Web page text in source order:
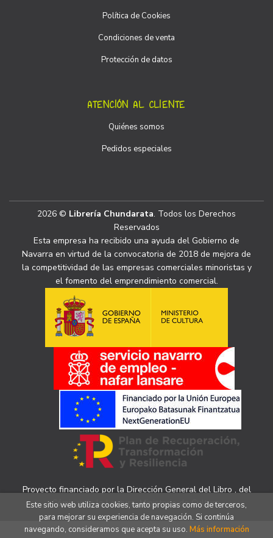
Política de Cookies
Condiciones de venta
Protección de datos
ATENCIÓN AL CLIENTE
Quiénes somos
Pedidos especiales
2026 © Librería Chundarata. Todos los Derechos
Reservados
Esta empresa ha recibido una ayuda del Gobierno de
Navarra en virtud de la convocatoria de 2018 de mejora de
la competitividad de las empresas comerciales minoristas y
el fomento del emprendimiento comercial.
Proyecto financiado por la Dirección General del Libro , del
Cómic y de la Lectura, Ministerio de Cultura.
Este sitio web utiliza cookies, tanto propias como de terceros,
para mejorar su experiencia de navegación. Si continúa
navegando, consideramos que acepta su uso. Más información